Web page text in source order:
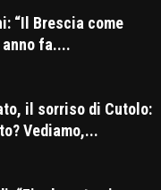
“Il Brescia come
anno fa....
il sorriso di Cutolo:
Vediamo,...